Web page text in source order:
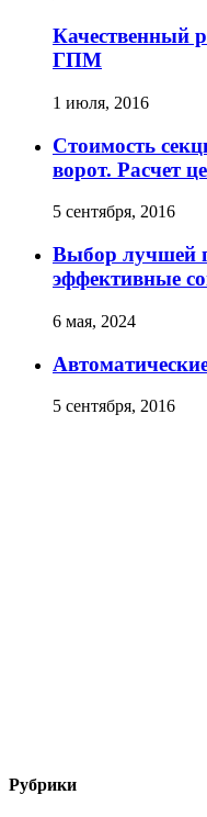
Качественный
ГПМ
1 июля, 2016
Стоимость
ворот. Расчет
5 сентября, 2016
Выбор лучшей
эффективные
6 мая, 2024
5 сентября, 2016
Рубрики